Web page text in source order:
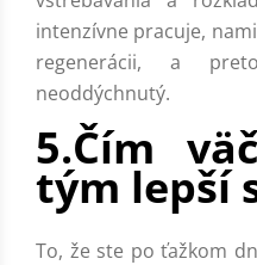
intenzívne pracuje,
regenerácii, a
neoddýchnutý.
5.Čím
tým lepší
To, že ste po ťažkom